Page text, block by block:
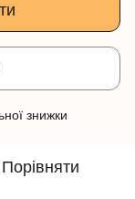
знижки
Порівняти